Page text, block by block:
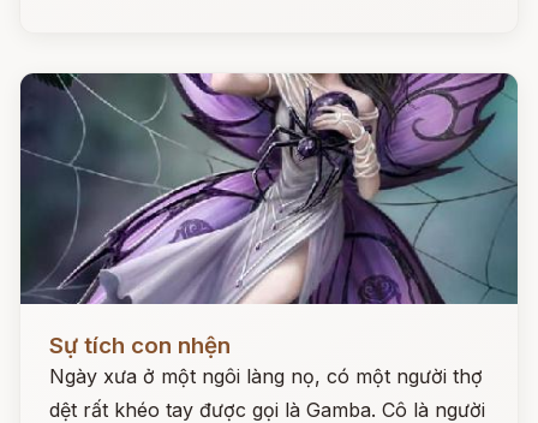
Sự tích con nhện
Ngày xưa ở một ngôi làng nọ, có một người thợ
dệt rất khéo tay được gọi là Gamba. Cô là người